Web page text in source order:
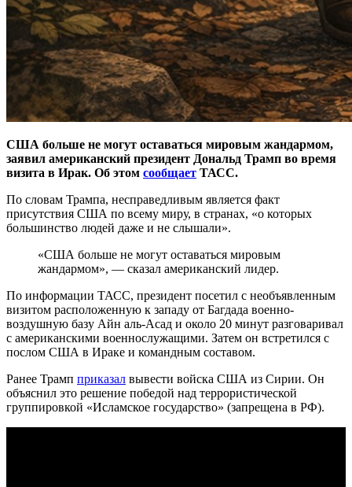
США больше не могут оставаться мировым жандармом,
заявил американский президент Дональд Трамп во время
визита в Ирак. Об этом сообщает ТАСС.
По словам Трампа, несправедливым является факт
присутствия США по всему миру, в странах, «о которых
большинство людей даже и не слышали».
«США больше не могут оставаться мировым
жандармом», — сказал американский лидер.
По информации ТАСС, президент посетил с необъявленным
визитом расположенную к западу от Багдада военно-
воздушную базу Айн аль-Асад и около 20 минут разговаривал
с американскими военнослужащими. Затем он встретился с
послом США в Ираке и командным составом.
Ранее Трамп приказал вывести войска США из Сирии. Он
объяснил это решение победой над террористической
группировкой «Исламское государство» (запрещена в РФ).